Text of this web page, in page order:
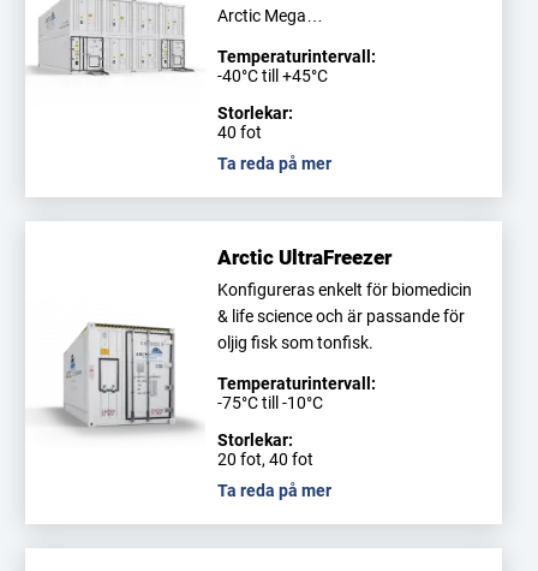
Arctic Mega…
Temperaturintervall:
-40°C till +45°C
Storlekar:
40 fot
Ta reda på mer
Arctic UltraFreezer
Konfigureras enkelt för biomedicin
& life science och är passande för
oljig fisk som tonfisk.
Temperaturintervall:
-75°C till -10°C
Storlekar:
20 fot, 40 fot
Ta reda på mer